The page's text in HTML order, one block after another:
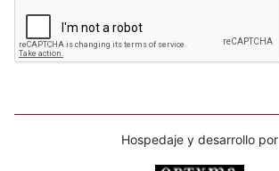
Hospedaje y desarrollo por